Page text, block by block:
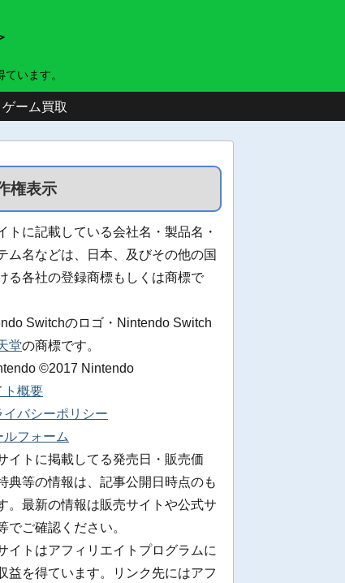
います。
ゲーム買取
権表示
トに記載している会社名・製品名・
ム名などは、日本、及びその他の国
る各社の登録商標もしくは商標で
Switchのロゴ・Nintendo Switch
堂の商標です。
©2017 Nintendo
ト概要
イバシーポリシー
ルフォーム
イトに掲載してる発売日・販売価
典等の情報は、記事公開日時点のも
。最新の情報は販売サイトや公式サ
でご確認ください。
イトはアフィリエイトプログラムに
益を得ています。リンク先にはアフ